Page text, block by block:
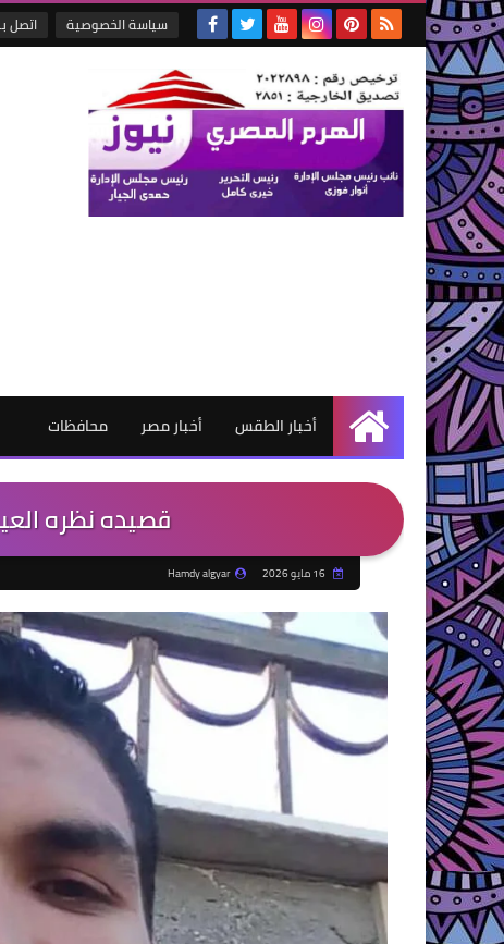
سياسة الخصوصية اتصل
الرئيسية
أخبار الطقس أخبار مصر محافظات
قصيده نظره
Hamdy algyar